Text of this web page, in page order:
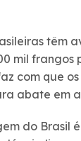
têm
mil frangos
com que
abate em
do Brasil